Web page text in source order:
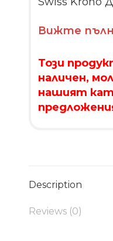
Вижте
Този
наличен,
нашият
Description
Reviews (0)